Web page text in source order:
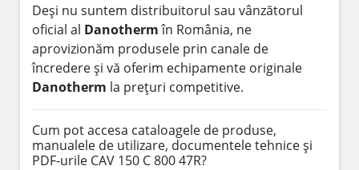
Deși nu suntem distribuitorul sau vânzătorul
oficial al Danothermîn România, ne
aprovizionăm produsele prin canale de
încredere și vă oferim echipamente originale
Danotherm la prețuri competitive.
Cum pot accesa cataloagele de produse,
manualele de utilizare, documentele tehnice și
PDF-urile CAV 150 C 800 47R?